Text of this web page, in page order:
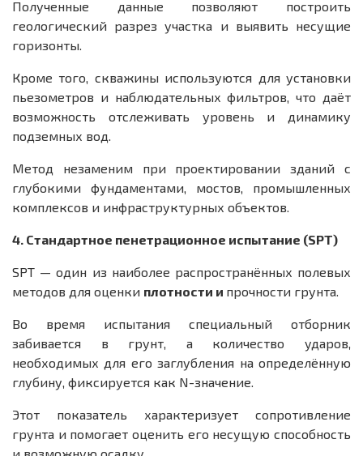
Полученные данные позволяют построить
геологический разрез участка и выявить несущие
горизонты.
Кроме того, скважины используются для установки
пьезометров и наблюдательных фильтров, что даёт
возможность отслеживать уровень и динамику
подземных вод.
Метод незаменим при проектировании зданий с
глубокими фундаментами, мостов, промышленных
комплексов и инфраструктурных объектов.
4. Стандартное пенетрационное испытание (SPT)
SPT — один из наиболее распространённых полевых
методов для оценки плотности и прочности грунта.
Во время испытания специальный отборник
забивается в грунт, а количество ударов,
необходимых для его заглубления на определённую
глубину, фиксируется как N-значение.
Этот показатель характеризует сопротивление
грунта и помогает оценить его несущую способность